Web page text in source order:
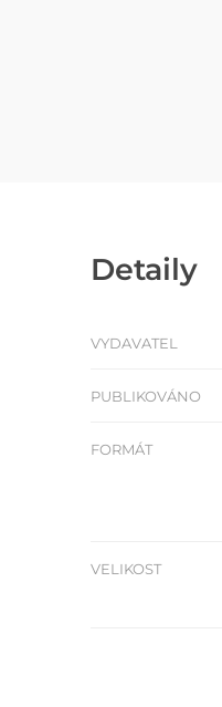
Detaily
VYDAVATEL
PUBLIKOVÁNO
FORMÁT
VELIKOST